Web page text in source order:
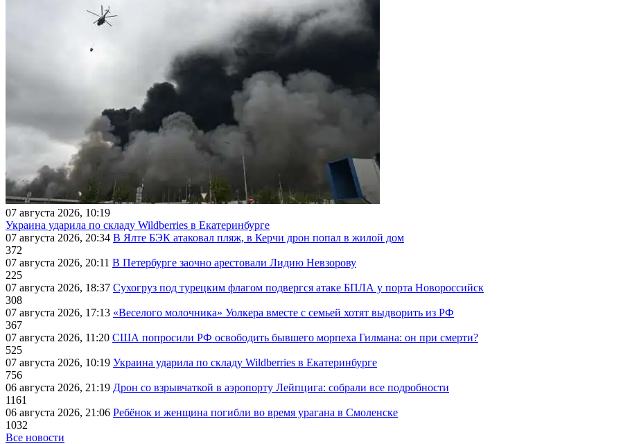
07 августа 2026, 10:19
Украина ударила по складу Wildberries в Екатеринбурге
07 августа 2026, 20:34 В Ялте БЭК атаковал пляж, в Керчи дрон попал в жилой дом
372
07 августа 2026, 20:11 В Петербурге заочно арестовали Лидию Невзорову
225
07 августа 2026, 18:37 Сухогруз под турецким флагом подвергся атаке БПЛА у порта Новороссийск
308
07 августа 2026, 17:13 «Веселого молочника» Уолкера вместе с семьей хотят выдворить из РФ
367
07 августа 2026, 11:20 США попросили РФ освободить бывшего морпеха Гилмана: он при смерти?
525
07 августа 2026, 10:19 Украина ударила по складу Wildberries в Екатеринбурге
756
06 августа 2026, 21:19 Дрон со взрывчаткой в аэропорту Лейпцига: собрали все подробности
1161
06 августа 2026, 21:06 Ребёнок и женщина погибли во время урагана в Смоленске
1032
Все новости